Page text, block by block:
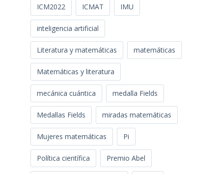
ICM2022 ICMAT IMU
inteligencia artificial
Literatura y matemáticas matemáticas
Matemáticas y literatura
mecánica cuántica medalla Fields
Medallas Fields miradas matemáticas
Mujeres matemáticas Pi
Política científica Premio Abel